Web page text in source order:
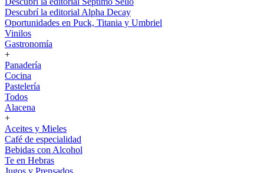
Descubrí la editorial Alpha Decay
Oportunidades en Puck, Titania y Umbriel
Vinilos
Gastronomía
+
Panadería
Cocina
Pastelería
Todos
Alacena
+
Aceites y Mieles
Café de especialidad
Bebidas con Alcohol
Te en Hebras
Jugos y Prensados